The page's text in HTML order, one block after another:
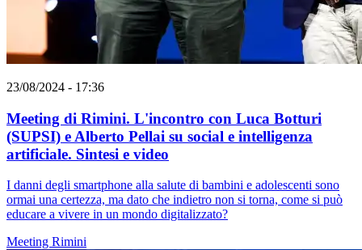
23/08/2024 - 17:36
Meeting di Rimini. L'incontro con Luca Botturi
(SUPSI) e Alberto Pellai su social e intelligenza
artificiale. Sintesi e video
I danni degli smartphone alla salute di bambini e adolescenti sono
ormai una certezza, ma dato che indietro non si torna, come si può
educare a vivere in un mondo digitalizzato?
Meeting Rimini